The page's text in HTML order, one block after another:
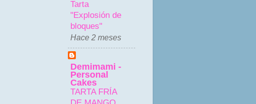
Tarta
"Explosión de
bloques"
Hace 2 meses
Demimami -
Personal
Cakes
TARTA FRÍA